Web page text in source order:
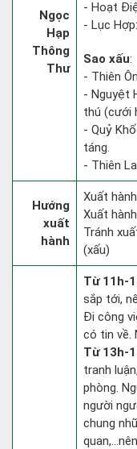
Ngọc
Hạp
Thông
Thư
- Hoạt
- Lục
Sao xấu:
- Thiên
- Nguyệt
thú (cưới
- Quỷ
táng.
- Thiên
Hướng
xuất
hành
Xuất
Xuất
Tránh
(xấu)
Từ 11h-
sắp tới,
Đi công
có tin về.
Từ 13h-
tranh
phòng.
người
chung